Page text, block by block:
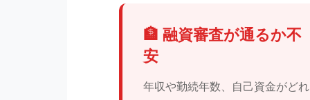
🏦 融資審査が通るか不
安
年収や勤続年数、自己資金がどれ